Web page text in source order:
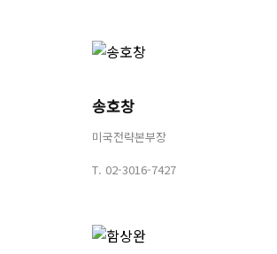
송호창
미국전략본부장
T. 02-3016-7427